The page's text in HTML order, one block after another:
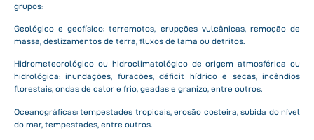
grupos:
Geológico e geofísico: terremotos, erupções vulcânicas, remoção de
massa, deslizamentos de terra, fluxos de lama ou detritos.
Hidrometeorológico ou hidroclimatológico de origem atmosférica ou
hidrológica: inundações, furacões, déficit hídrico e secas, incêndios
florestais, ondas de calor e frio, geadas e granizo, entre outros.
Oceanográficas: tempestades tropicais, erosão costeira, subida do nível
do mar, tempestades, entre outros.